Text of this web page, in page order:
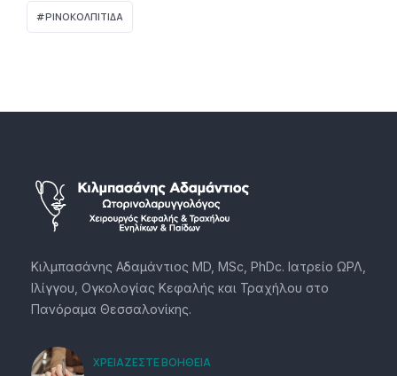
ΡΙΝΟΚΟΛΠΊΤΙΔΑ
Κιλμπασάνης Αδαμάντιος MD, MSc, PhDc. Ιατρείο ΩΡΛ,
Ιλίγγου, Ογκολογίας Κεφαλής και Τραχήλου στο
Πανόραμα Θεσσαλονίκης.
ΧΡΕΙΆΖΕΣΤΕ ΒΟΉΘΕΙΑ